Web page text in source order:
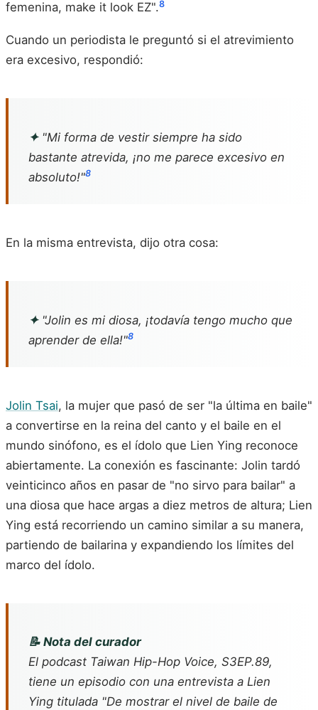
femenina, make it look EZ".8
Cuando un periodista le preguntó si el atrevimiento
era excesivo, respondió:
✦"Mi forma de vestir siempre ha sido
bastante atrevida, ¡no me parece excesivo en
absoluto!"8
En la misma entrevista, dijo otra cosa:
✦"Jolin es mi diosa, ¡todavía tengo mucho que
aprender de ella!"8
Jolin Tsai, la mujer que pasó de ser "la última en baile"
a convertirse en la reina del canto y el baile en el
mundo sinófono, es el ídolo que Lien Ying reconoce
abiertamente. La conexión es fascinante: Jolin tardó
veinticinco años en pasar de "no sirvo para bailar" a
una diosa que hace argas a diez metros de altura; Lien
Ying está recorriendo un camino similar a su manera,
partiendo de bailarina y expandiendo los límites del
marco del ídolo.
📝 Nota del curador
El podcast Taiwan Hip-Hop Voice, S3EP.89,
tiene un episodio con una entrevista a Lien
Ying titulada "De mostrar el nivel de baile de